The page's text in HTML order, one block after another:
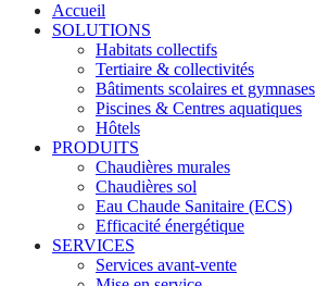
Accueil
SOLUTIONS
Habitats collectifs
Tertiaire & collectivités
Bâtiments scolaires et gymnases
Piscines & Centres aquatiques
Hôtels
PRODUITS
Chaudières murales
Chaudières sol
Eau Chaude Sanitaire (ECS)
Efficacité énergétique
SERVICES
Services avant-vente